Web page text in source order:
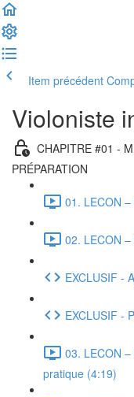
Item précédent
Violoniste
CHAPITRE #01 -
PRÉPARATION
01. LECON
02. LECON
EXCLUSIF -
EXCLUSIF -
03. LECON
pratique (4:19)